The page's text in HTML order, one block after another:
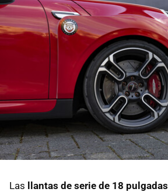
Las llantas de serie de 18 pulgadas